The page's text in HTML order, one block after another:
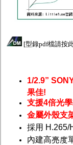
[型錄pdf檔請按
1/2.9”
果佳!
支援4倍光
金屬外殼支
採用 H.265/
內建高亮度